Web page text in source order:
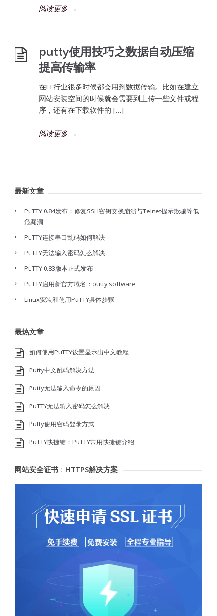
阅读更多 →
putty使用技巧之数据自动压缩
提高传输率
在IT行业很多时候都会用到数据传输。比如在建立
网站安装空间的时候就会需要到上传一些文件或程
序，还有在下载软件的 […]
阅读更多 →
最新文章
PuTTY 0.84发布：修复SSH密钥交换崩溃与Telnet提示欺骗等低
危漏洞
PuTTY连接串口乱码如何解决
PuTTY无法输入密码怎么解决
PuTTY 0.83版本正式发布
PuTTY启用新官方域名：putty.software
Linux安装和使用PuTTY具体步骤
最热文章
如何使用PuTTY设置显示出中文教程
Putty中文乱码解决方法
Putty无法输入命令的原因
PuTTY无法输入密码怎么解决
Putty使用密码登录方式
PuTTY快捷键：PuTTY常用快捷键介绍
网站安全证书：HTTPS解决方案